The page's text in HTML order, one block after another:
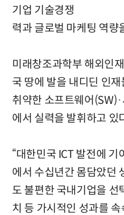
기업 기술경쟁
력과 글로벌 마케팅 역량
미래창조과학부 해외인
국 땅에 발을 내디딘 인재
취약한 소프트웨어
에서 실력을 발휘하고 있
“대한민국 ICT 발전에 기
에서 수십년간 몸담았던
도 불편한 국내기업을 선
치 등 가시적인 성과를